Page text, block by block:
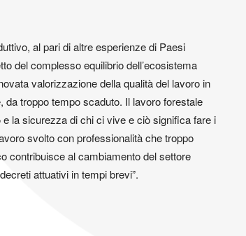
al pari di altre esperienze di Paesi
del complesso equilibrio dell’ecosistema
valorizzazione della qualità del lavoro in
troppo tempo scaduto. Il lavoro forestale
la sicurezza di chi ci vive e ciò significa fare i
svolto con professionalità che troppo
contribuisce al cambiamento del settore
attuativi in tempi brevi”.